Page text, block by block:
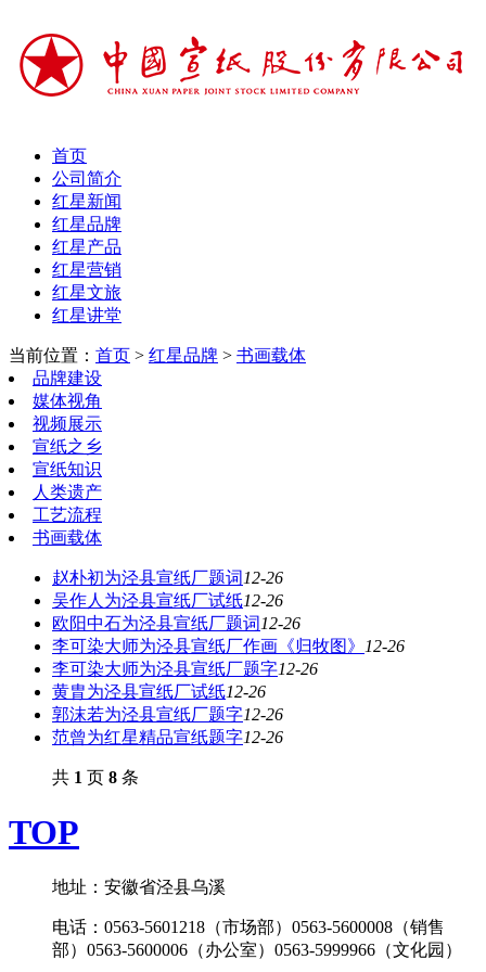
首页
公司简介
红星新闻
红星品牌
红星产品
红星营销
红星文旅
红星讲堂
当前位置： 首页 > 红星品牌 > 书画载体
品牌建设
媒体视角
视频展示
宣纸之乡
宣纸知识
人类遗产
工艺流程
书画载体
赵朴初为泾县宣纸厂题词 12-26
吴作人为泾县宣纸厂试纸12-26
欧阳中石为泾县宣纸厂题词 12-26
李可染大师为泾县宣纸厂作画《归牧图》
12-26
李可染大师为泾县宣纸厂题字12-26
黄胄为泾县宣纸厂试纸12-26
郭沫若为泾县宣纸厂题字12-26
范曾为红星精品宣纸题字12-26
共 1 页 8 条
TOP
地址：安徽省泾县乌溪
电话：0563-5601218（市场部）0563-5600008（销售
部）0563-5600006（办公室）0563-5999966（文化园）